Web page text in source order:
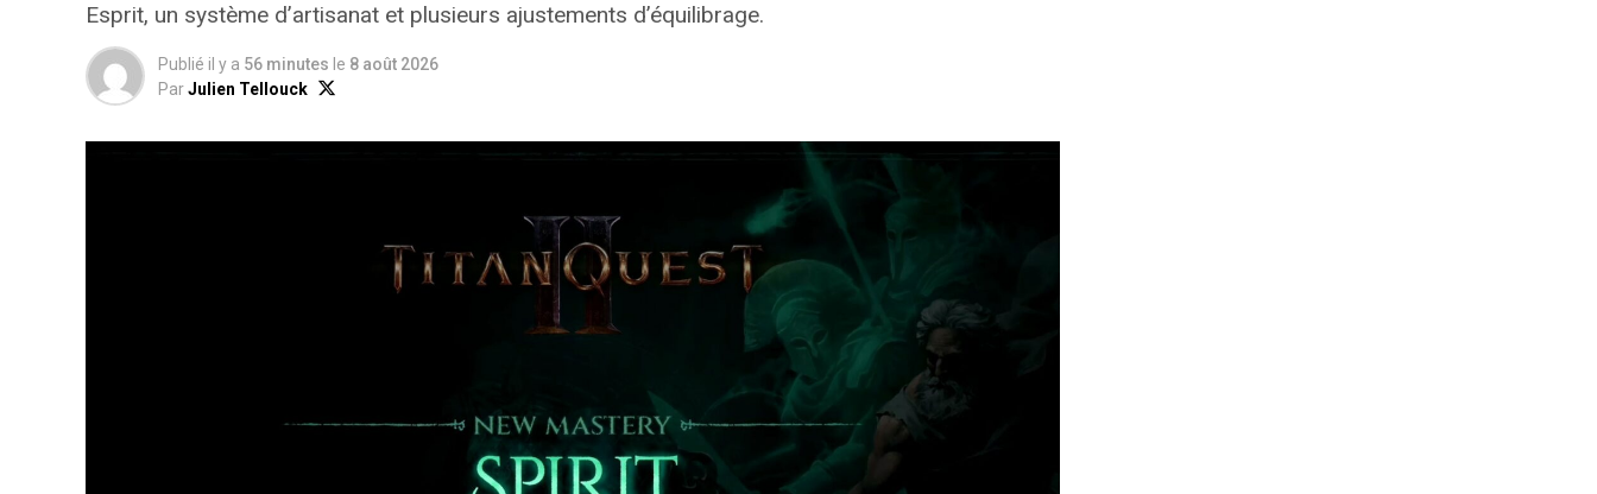
Esprit, un système d’artisanat et plusieurs ajustements d’équilibrage.
Publié il y a 56 minutes le 8 août 2026
ParJulien Tellouck